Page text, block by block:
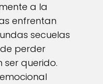
a la
enfrentan
secuelas
perder
querido.